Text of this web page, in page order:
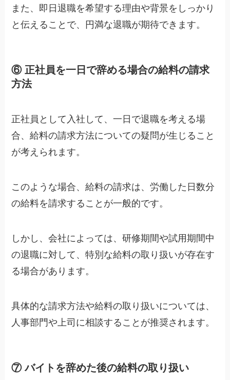
また、即日退職を希望する理由や背景をしっかり
と伝えることで、円満な退職が期待できます。
⑥ 正社員を一日で辞める場合の給料の請求
方法
正社員として入社して、一日で退職を考える場
合、給料の請求方法についての疑問が生じること
が考えられます。
このような場合、給料の請求は、労働した日数分
の給料を請求することが一般的です。
しかし、会社によっては、研修期間や試用期間中
の退職に対して、特別な給料の取り扱いが存在す
る場合があります。
具体的な請求方法や給料の取り扱いについては、
人事部門や上司に相談することが推奨されます。
⑦ バイトを辞めた後の給料の取り扱い